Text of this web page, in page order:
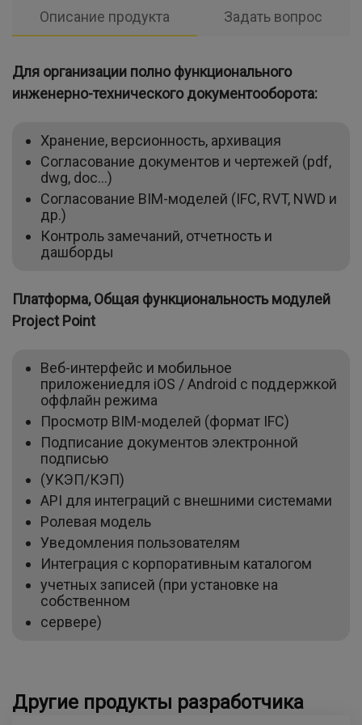
Описание продукта Задать вопрос
Для организации полно функционального
инженерно-технического документооборота:
Хранение, версионность, архивация
Согласование документов и чертежей (pdf,
dwg, doc...)
Согласование ВIМ-моделей (IFC, RVT, NWD и
др.)
Контроль замечаний, отчетность и
дашборды
Платформа, Общая функциональностьмодулей
Project Point
Веб-интерфейс и мобильное
приложениедля iOS / Android с поддержкой
оффлайн режима
Просмотр BIM-моделей (формат IFC)
Подписание документов электронной
подписью
(УКЭП/КЭП)
API для интеграций с внешними системами
Ролевая модель
Уведомления пользователям
Интеграция с корпоративным каталогом
учетных записей (при установке на
собственном
сервере)
Другие продукты разработчика